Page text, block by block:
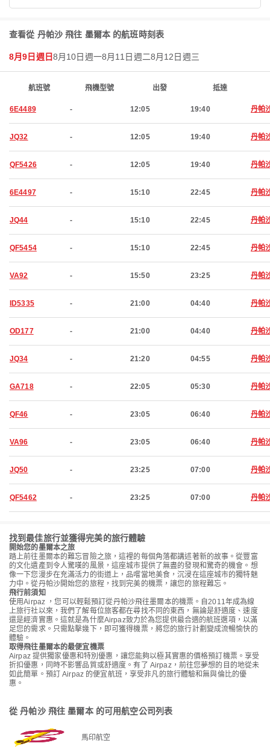
查看從 丹帕沙 飛往 墨爾本 的航班時刻表
8月9日週日8月10日週一8月11日週二8月12日週三
航班號 飛機型號 出發 抵達
6E4489 - 12:05 19:40 丹帕
JQ32 - 12:05 19:40 丹帕
QF5426 - 12:05 19:40 丹帕
6E4497 - 15:10 22:45 丹帕
JQ44 - 15:10 22:45 丹帕
QF5454 - 15:10 22:45 丹帕
VA92 - 15:50 23:25 丹帕
ID5335 - 21:00 04:40 丹帕
OD177 - 21:00 04:40 丹帕
JQ34 - 21:20 04:55 丹帕
GA718 - 22:05 05:30 丹帕
QF46 - 23:05 06:40 丹帕
VA96 - 23:05 06:40 丹帕
JQ50 - 23:25 07:00 丹帕
QF5462 - 23:25 07:00 丹帕
找到最佳旅行並獲得完美的旅行體驗
開始您的墨爾本之旅
踏上前往墨爾本的難忘冒險之旅，這裡的每個角落都講述著新的故事。從豐富
的文化遺產到令人驚嘆的風景，這座城市提供了無盡的發現和驚奇的機會。想
像一下您漫步在充滿活力的街道上，品嚐當地美食，沉浸在這座城市的獨特魅
力中。從丹帕沙開始您的旅程，找到完美的機票，讓您的旅程難忘。
飛行前須知
使用Airpaz ，您可以輕鬆預訂從丹帕沙飛往墨爾本的機票。自2011年成為線
上旅行社以來，我們了解每位旅客都在尋找不同的東西，無論是舒適度、速度
還是經濟實惠。這就是為什麼Airpaz致力於為您提供最合適的航班選項，以滿
足您的需求。只需點擊幾下，即可獲得機票，將您的旅行計劃變成流暢愉快的
體驗。
取得飛往墨爾本的最便宜機票
Airpaz 提供獨家優惠和特別優惠，讓您能夠以極其實惠的價格預訂機票。享受
折扣優惠，同時不影響品質或舒適度。有了 Airpaz，前往您夢想的目的地從未
如此簡單。預訂 Airpaz 的便宜航班，享受非凡的旅行體驗和無與倫比的優
惠。
從 丹帕沙 飛往 墨爾本 的可用航空公司列表
馬印航空